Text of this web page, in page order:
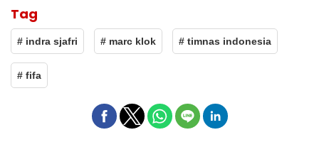
Tag
# indra sjafri # marc klok # timnas indonesia
# fifa